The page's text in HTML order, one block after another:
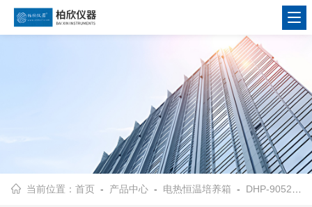
当前位置：首页 - 产品中心 - 电热恒温培养箱 - DHP-9052电热恒温培养箱